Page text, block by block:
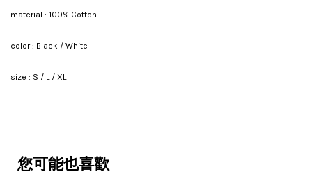
material : 100% Cotton
color : Black / White
size : S / L / XL
您可能也喜歡